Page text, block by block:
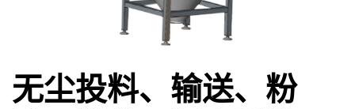
无尘投料、输送、粉